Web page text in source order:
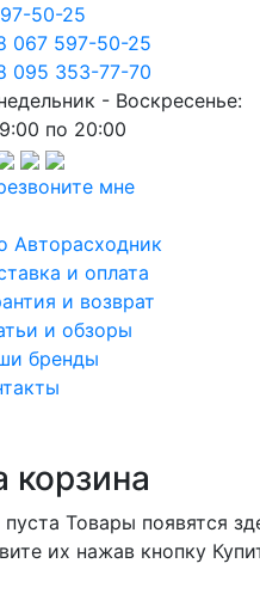
50-25
067 597-50-25
095 353-77-70
- Воскресенье:
по 20:00
мне
Авторасходник
и оплата
и возврат
и обзоры
бренды
корзина
Товары появятся
их нажав кнопку